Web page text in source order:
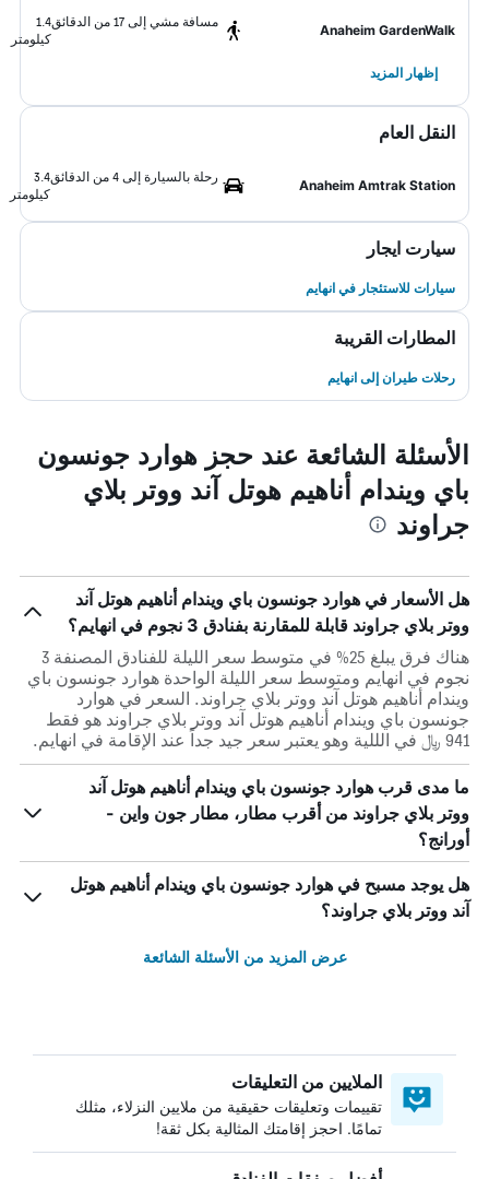
Anaheim GardenWalk
مسافة مشي إلى 17 من الدقائق
1.4
كيلومتر
إظهار المزيد
النقل العام
Anaheim Amtrak Station
رحلة بالسيارة إلى 4 من الدقائق
3.4
كيلومتر
سيارت ايجار
سيارات للاستئجار في انهايم
المطارات القريبة
رحلات طيران إلى انهايم
الأسئلة الشائعة عند حجز هوارد جونسون
باي ويندام أناهيم هوتل آند ووتر بلاي
جراوند
هل الأسعار في هوارد جونسون باي ويندام أناهيم هوتل آند
ووتر بلاي جراوند قابلة للمقارنة بفنادق 3 نجوم في انهايم؟
هناك فرق يبلغ 25% في متوسط ​​سعر الليلة للفنادق المصنفة 3
نجوم في انهايم ومتوسط ​​سعر الليلة الواحدة هوارد جونسون باي
ويندام أناهيم هوتل آند ووتر بلاي جراوند. السعر في هوارد
جونسون باي ويندام أناهيم هوتل آند ووتر بلاي جراوند هو فقط
941 ﷼ في الللية وهو يعتبر سعر جيد جداً عند الإقامة في انهايم.
ما مدى قرب هوارد جونسون باي ويندام أناهيم هوتل آند
ووتر بلاي جراوند من أقرب مطار، مطار جون واين -
أورانج؟
هل يوجد مسبح في هوارد جونسون باي ويندام أناهيم هوتل
آند ووتر بلاي جراوند؟
عرض المزيد من الأسئلة الشائعة
الملايين من التعليقات
تقييمات وتعليقات حقيقية من ملايين النزلاء، مثلك
تمامًا. احجز إقامتك المثالية بكل ثقة!